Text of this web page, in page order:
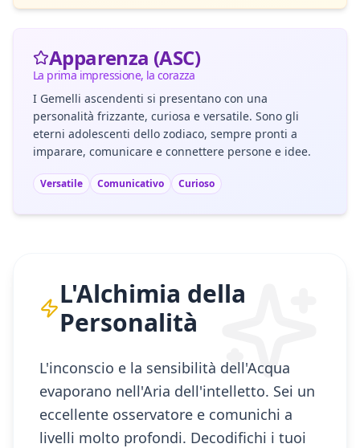
Apparenza (ASC)
La prima impressione, la corazza
I Gemelli ascendenti si presentano con una
personalità frizzante, curiosa e versatile. Sono gli
eterni adolescenti dello zodiaco, sempre pronti a
imparare, comunicare e connettere persone e idee.
Versatile Comunicativo Curioso
L'Alchimia della
Personalità
L'inconscio e la sensibilità dell'Acqua
evaporano nell'Aria dell'intelletto. Sei un
eccellente osservatore e comunichi a
livelli molto profondi. Decodifichi i tuoi